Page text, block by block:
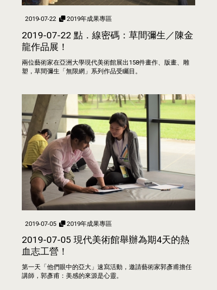
2019-07-22 2019年成果專區
2019-07-22 點．線密碼：草間彌生／陳金
龍作品展！
兩位藝術家在亞洲大學現代美術館展出158件畫作、版畫、雕
塑，草間彌生「無限網」系列作品受矚目。
2019-07-05 2019年成果專區
2019-07-05 現代美術館舉辦為期4天的熱
血志工營！
第一天「他們眼中的亞大」速寫活動，邀請藝術家郭彥甫擔任
講師，郭彥甫：美感的來源是心靈。